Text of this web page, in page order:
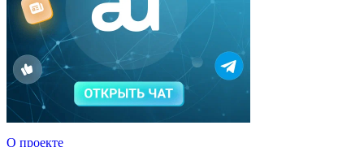
О проекте